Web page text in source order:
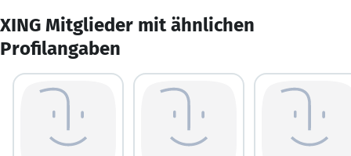
XING Mitglieder mit ähnlichen
Profilangaben